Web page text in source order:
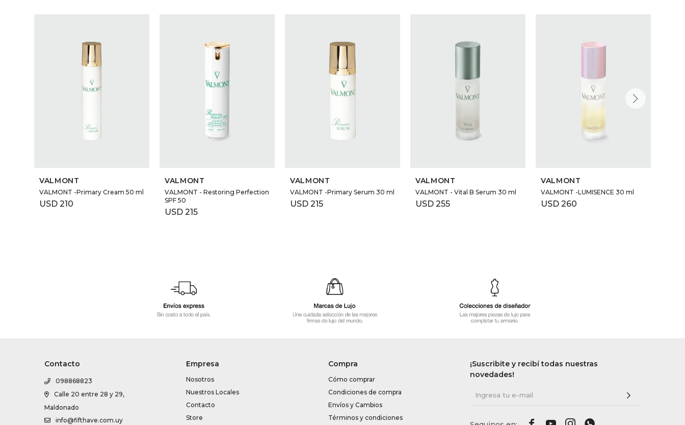
VALMONT
VALMONT -Primary Cream 50 ml
USD 210
VALMONT
VALMONT - Restoring Perfection
SPF 50
USD 215
VALMONT
VALMONT -Primary Serum 30 ml
USD 215
VALMONT
VALMONT - Vital B Serum 30 ml
USD 255
VALMONT
VALMONT -LUMISENCE 30 ml
USD 260
Contacto
098868823
Calle 20 entre 28 y 29,
Maldonado
info@fifthave.com.uy
Empresa
Nosotros
Nuestros Locales
Contacto
Store
Compra
Cómo comprar
Condiciones de compra
Envíos y Cambios
Términos y condiciones
¡Suscribite y recibí todas nuestras
novedades!